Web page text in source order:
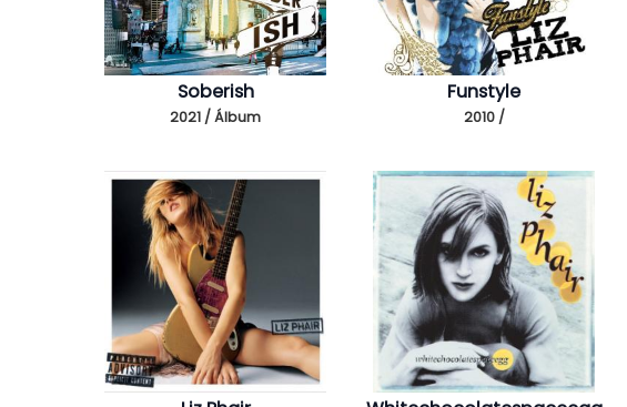
Soberish
2021 / Álbum
Funstyle
2010 /